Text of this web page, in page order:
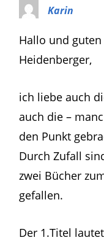
Karin
Hallo und
Heidenberger,
ich liebe auch
auch die –
den Punkt
Durch Zufall
zwei Bücher
gefallen.
Der 1.Titel